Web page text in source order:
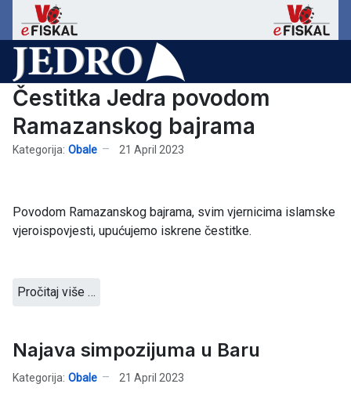
Čestitka Jedra povodom
Ramazanskog bajrama
Kategorija: Obale 21 April 2023
Povodom Ramazanskog bajrama, svim vjernicima islamske
vjeroispovjesti, upućujemo iskrene čestitke.
Pročitaj više …
Najava simpozijuma u Baru
Kategorija: Obale 21 April 2023